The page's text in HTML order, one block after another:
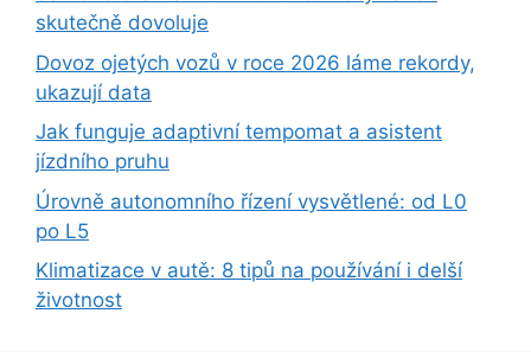
skutečně dovoluje
Dovoz ojetých vozů v roce 2026 láme rekordy,
ukazují data
Jak funguje adaptivní tempomat a asistent
jízdního pruhu
Úrovně autonomního řízení vysvětlené: od L0
po L5
Klimatizace v autě: 8 tipů na používání i delší
životnost